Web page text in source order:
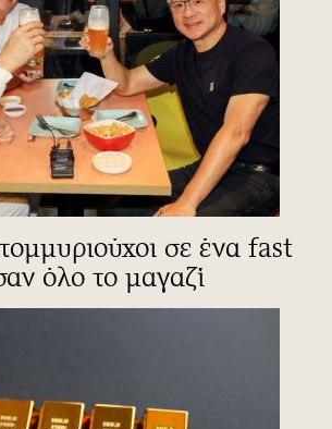
σε ένα fast
όλο το μαγαζί